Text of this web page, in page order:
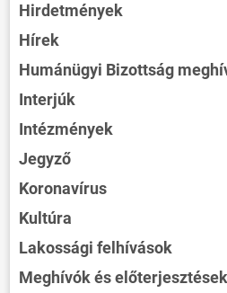
Hirdetmények
Hírek
Humánügyi Bizottság
Interjúk
Intézmények
Jegyző
Koronavírus
Kultúra
Lakossági felhívások
Meghívók és előterjesztések